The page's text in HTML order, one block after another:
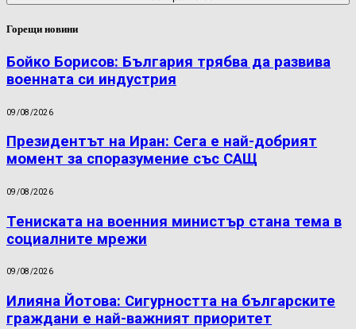
Горещи новини
Бойко Борисов: България трябва да развива
военната си индустрия
09/08/2026
Президентът на Иран: Сега е най-добрият
момент за споразумение със САЩ
09/08/2026
Тениската на военния министър стана тема в
социалните мрежи
09/08/2026
Илияна Йотова: Сигурността на българските
граждани е най-важният приоритет